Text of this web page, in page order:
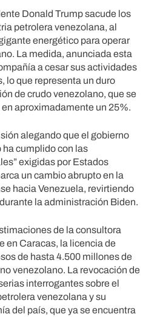
Donald Trump sacude los
petrolera venezolana, al
energético para operar
La medida, anunciada esta
a cesar sus actividades
lo que representa un duro
de crudo venezolano, que se
aproximadamente un 25%.
alegando que el gobierno
cumplido con las
exigidas por Estados
un cambio abrupto en la
hacia Venezuela, revirtiendo
la administración Biden.
de la consultora
en Caracas, la licencia de
de hasta 4.500 millones de
venezolano. La revocación de
interrogantes sobre el
venezolana y su
del país, que ya se encuentra